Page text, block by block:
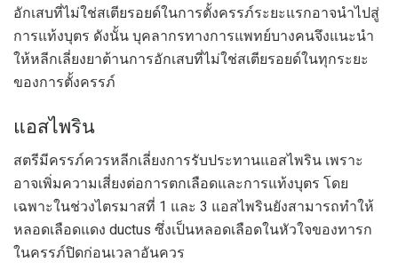
อักเสบที่ไม่ใช่สเตียรอยด์ในการตั้งครรภ์ระยะแรกอาจนำไปสู่
การแท้งบุตร ดังนั้น บุคลากรทางการแพทย์บางคนจึงแนะนำ
ให้หลีกเลี่ยงยาต้านการอักเสบที่ไม่ใช่สเตียรอยด์ในทุกระยะ
ของการตั้งครรภ์
แอสไพริน
สตรีมีครรภ์ควรหลีกเลี่ยงการรับประทานแอสไพริน เพราะ
อาจเพิ่มความเสี่ยงต่อการตกเลือดและการแท้งบุตร โดย
เฉพาะในช่วงไตรมาสที่ 1 และ 3 แอสไพรินยังสามารถทำให้
หลอดเลือดแดง ductus ซึ่งเป็นหลอดเลือดในหัวใจของทารก
ในครรภ์ปิดก่อนเวลาอันควร